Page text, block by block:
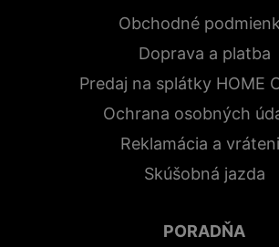
Obchodné
Doprava a platba
Predaj na splátky HOME
Ochrana osobných
Reklamácia a
Skúšobná jazda
PORADŇA